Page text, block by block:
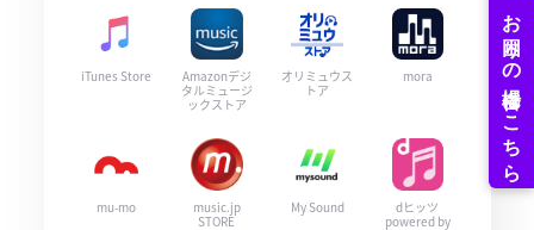
iTunes Store
Amazonデジ
タルミュージ
ックストア
オリミュウス
トア
mora
mu-mo
music.jp
STORE
My Sound
dヒッツ
powered by